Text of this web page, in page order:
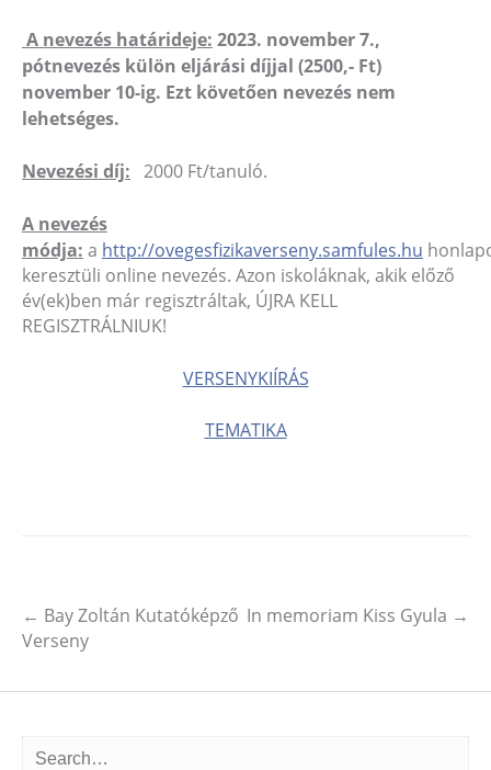
A nevezés határideje: 2023. november 7.,
pótnevezés külön eljárási díjjal (2500,- Ft)
november 10-ig. Ezt követően nevezés nem
lehetséges.
Nevezési díj: 2000 Ft/tanuló.
A nevezés
módja: a http://ovegesfizikaverseny.samfules.hu
keresztüli online nevezés. Azon iskoláknak, akik előző
év(ek)ben már regisztráltak, ÚJRA KELL
REGISZTRÁLNIUK!
VERSENYKIÍRÁS
TEMATIKA
Post navigation
← Bay Zoltán Kutatóképző
Verseny
In memoriam Kiss Gyula →